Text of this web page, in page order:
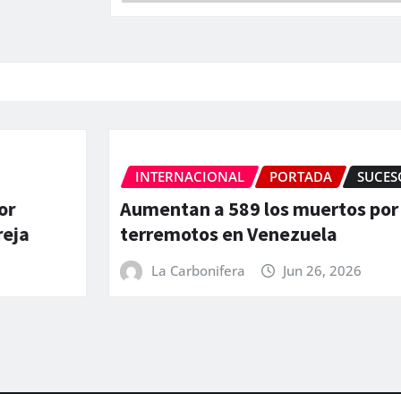
INTERNACIONAL PORTADA
Aumentan a 589 los muertos por
terremotos en Venezuela
La Carbonifera Jun 26, 2026